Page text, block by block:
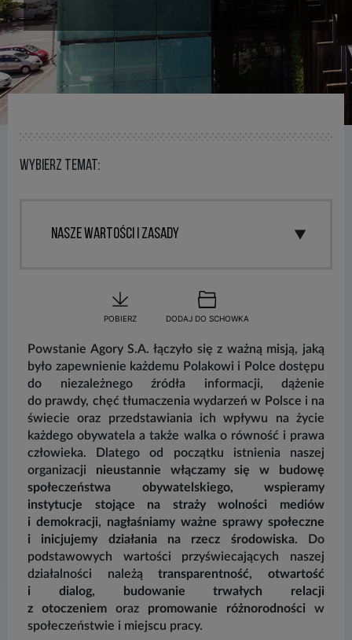
Wybierz temat:
POBIERZ DODAJ DO SCHOWKA
Powstanie Agory S.A. łączyło się z ważną misją, jaką
było zapewnienie każdemu Polakowi i Polce dostępu
do niezależnego źródła informacji, dążenie
do prawdy, chęć tłumaczenia wydarzeń w Polsce i na
świecie oraz przedstawiania ich wpływu na życie
każdego obywatela a także walka o równość i prawa
człowieka. Dlatego od początku istnienia naszej
organizacji nieustannie włączamy się w budowę
społeczeństwa obywatelskiego, wspieramy
instytucje stojące na straży wolności mediów
i demokracji, nagłaśniamy ważne sprawy społeczne
i inicjujemy działania na rzecz środowiska. Do
podstawowych wartości przyświecających naszej
działalności należątransparentność, otwartość
i dialog, budowanie trwałych relacji
z otoczeniem oraz promowanie różnorodności w
społeczeństwie i miejscu pracy.